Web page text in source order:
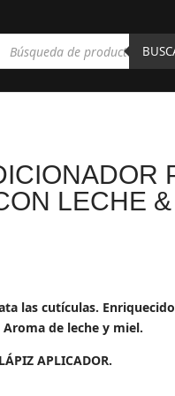
LECHE
las cutículas.
de leche y miel.
APLICADOR.